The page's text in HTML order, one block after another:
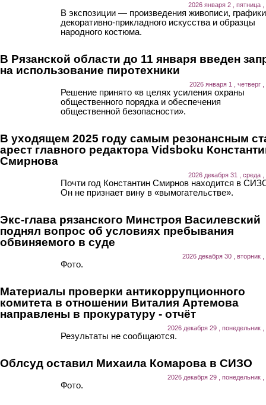
2026 января 2 , пятница ,
В экспозиции — произведения живописи,
декоративно-прикладного искусства и образцы
народного костюма.
В Рязанской области до 11 января введен
на использование пиротехники
2026 января 1 , четверг ,
Решение принято «в целях усиления охраны
общественного порядка и обеспечения
общественной безопасности».
В уходящем 2025 году самым резонансным
арест главного редактора Vidsboku
Смирнова
2026 декабря 31 , среда ,
Почти год Константин Смирнов находится в
Он не признает вину в «вымогательстве».
Экс-глава рязанского Минстроя Василевский
поднял вопрос об условиях пребывания
обвиняемого в суде
2026 декабря 30 , вторник ,
Фото.
Материалы проверки антикоррупционного
комитета в отношении Виталия Артемова
направлены в прокуратуру - отчёт
2026 декабря 29 , понедельник ,
Результаты не сообщаются.
Облсуд оставил Михаила Комарова в СИЗО
2026 декабря 29 , понедельник ,
Фото.